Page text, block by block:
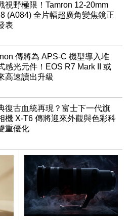
視野極限！Tamron 12-20mm
(A084) 全片幅超廣角變焦鏡正
表
傳將為 APS-C 機型導入堆
感光元件！EOS R7 Mark II 或
高速讀出升級
復古血統再現？富士下一代旗
機 X-T6 傳將迎來外觀與色彩科
重優化